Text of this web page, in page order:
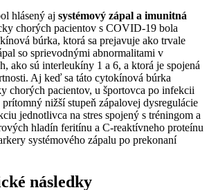
hlásený aj systémový zápal a imunitná
chorých pacientov s COVID-19 bola
búrka, ktorá sa prejavuje ako trvale
so sprievodnými abnormalitami v
ako sú interleukíny 1 a 6, a ktorá je spojená
Aj keď sa táto cytokínová búrka
chorých pacientov, u športovca po infekcii
nižší stupeň zápalovej dysregulácie
jednotlivca na stres spojený s tréningom a
hladín feritínu a C-reaktívneho proteínu
systémového zápalu po prekonaní
následky